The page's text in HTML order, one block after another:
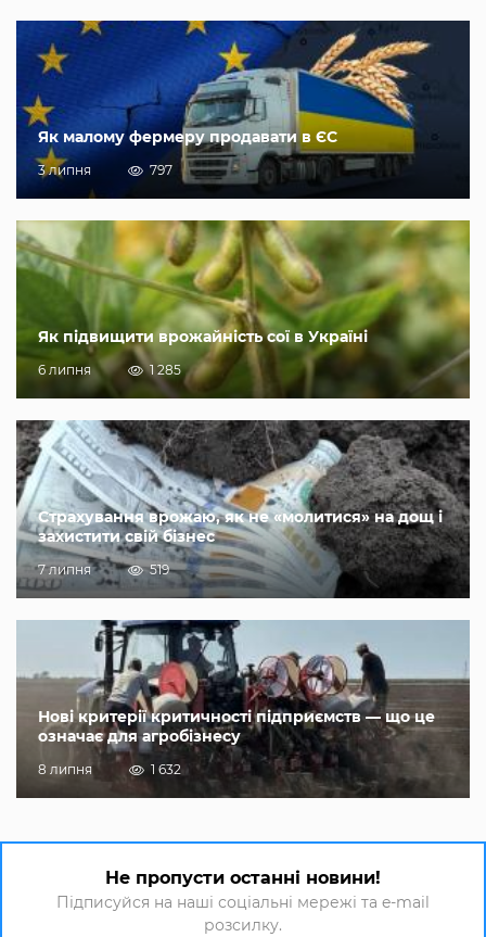
Як малому фермеру продавати в ЄС
3 липня 797
Як підвищити врожайність сої в Україні
6 липня 1 285
Страхування врожаю, як не «молитися» на дощ і
захистити свій бізнес
7 липня 519
Нові критерії критичності підприємств — що це
означає для агробізнесу
8 липня 1 632
Не пропусти останні новини!
Підписуйся на наші соціальні мережі та e-mail
розсилку.